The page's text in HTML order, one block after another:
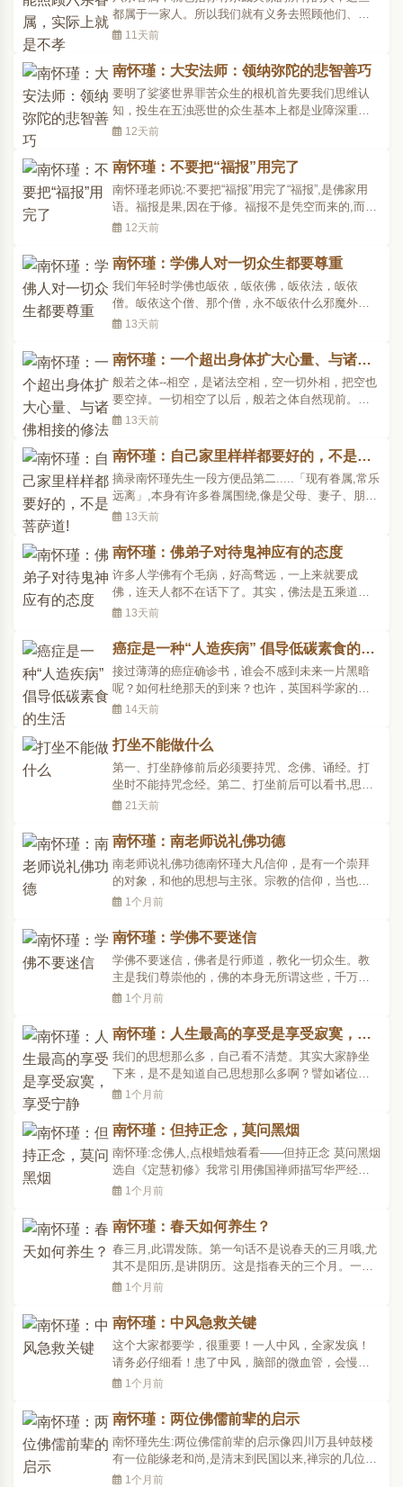
常、心情愉快、工作有时..
都属于一家人。所以我们就有义务去照顾他们、关
怀他们、爱护他们，所以他们资用有无，我们都要
等。所以他们有需要，我们就应该尽力帮助。不能
够自己日子过得很好，看到别人日子很难过，也不
能伸出援手，这样..
11天前
南怀瑾：大安法师：领纳弥陀的悲智善巧
要明了娑婆世界罪苦众生的根机首先要我们思维认
知，投生在五浊恶世的众生基本上都是业障深重的
罪恶生死凡夫。因此阿弥陀佛对娑婆世界的凡夫更
功夫的浅深与纯杂程度，主要是要求你要具足真信
切愿，感通佛力，这才是能不能往生前提。要领纳
极乐教主阿弥陀佛..
12天前
南怀瑾：不要把“福报”用完了
南怀瑾老师说:不要把“福报”用完了“福报”,是佛家用
语。福报是果,因在于修。福报不是凭空而来的,而是
修得来的。 南怀瑾大师在十一岁上遭遇了一件奇特
思考,融入了他的人生哲学之中,并警示终身。大师出
生于浙江乐清的一个小乡村。六岁开蒙,上私塾,读..
12天前
南怀瑾：学佛人对一切众生都要尊重
我们年轻时学佛也皈依，皈依佛，皈依法，皈依
僧。皈依这个僧、那个僧，永不皈依什么邪魔外
道、天魔、天人！当然，这是一套过程，初步学佛
天回家都经过一座狐仙的庙。袁老师是学佛的，当
然三皈五戒、菩萨戒、密宗戒，受戒了一大堆，只
要他经过狐仙庙、土地..
13天前
南怀瑾：一个超出身体扩大心量、与诸佛
相接的修法
般若之体--相空，是诸法空相，空一切外相，把空也
要空掉。一切相空了以后，般若之体自然现前。这
个空相，是不生不灭，不垢不净，不增不减的啊。
尘还是六尘。一般人误以为见空相就是究竟，见了
空相以后，还要入世，随缘度人，得体以后还要起
用，所谓出世入..
13天前
南怀瑾：自己家里样样都要好的，不是菩
萨道!
摘录南怀瑾先生一段方便品第二.....「现有眷属,常乐
远离」,本身有许多眷属围绕,像是父母、妻子、朋
友、学生等等都算,可是他的修行境界是不会留恋这
要再牵挂了,互不相欠,也不要指望儿女回报,否则你下
辈子可能变成儿女的儿女来还债。也有朋友为儿女
不肖..
13天前
南怀瑾：佛弟子对待鬼神应有的态度
许多人学佛有个毛病，好高骛远，一上来就要成
佛，连天人都不在话下了。其实，佛法是五乘道，
首先是人天乘，先从做人开始，人做好了，才有可
声闻乘、缘觉乘、菩萨乘修行，最后进到佛乘，证
道成佛。学佛要先从做人开始，人都还没有做好，
一上来就把《金刚经..
13天前
癌症是一种“人造疾病” 倡导低碳素食的生
活
接过薄薄的癌症确诊书，谁会不感到未来一片黑暗
呢？如何杜绝那天的到来？也许，英国科学家的最
新研究发现能给我们带来希望。 据本月14日外媒报
献后发现，古代人患癌症的比例非常低，数百具木
乃伊中只有一例癌症病例，癌症的化石证据也只有
几十例。而如今..
14天前
打坐不能做什么
第一、打坐静修前后必须要持咒、念佛、诵经。打
坐时不能持咒念经。第二、打坐前后可以看书,思考
问题,持咒与诵经都是有能有所的妄念。打坐时候不
本尊,祈求诸佛菩萨本尊加持。打坐时候不能观想本
尊。第四、打坐静修前后可以追求涅槃,打坐不能追
求成果。第..
21天前
南怀瑾：南老师说礼佛功德
南老师说礼佛功德南怀瑾大凡信仰，是有一个崇拜
的对象，和他的思想与主张。宗教的信仰，当也如
是。对他所崇拜的教主自然会礼拜、赞叹、仰慕，
的宗教只是做些祈祷，而不主张礼拜偶像。佛教主
张礼拜佛、菩萨圣像，当然它有很深的哲义存在。
且说佛陀灭后，后..
1个月前
南怀瑾：学佛不要迷信
学佛不要迷信，佛者是行师道，教化一切众生。教
主是我们尊崇他的，佛的本身无所谓这些，千万不
要因此而搞成封闭式的宗教，现在宗教都有排外
知见的佛，不是结党营私，像搞政治派系一样。一
般人信宗教都没有像佛那么伟大的胸襟，要知道佛
是天人师，胸襟恢宏..
1个月前
南怀瑾：人生最高的享受是享受寂寞，享
受宁静
我们的思想那么多，自己看不清楚。其实大家静坐
下来，是不是知道自己思想那么多啊？譬如诸位坐
在这里听的时候，是不是知道有一个很清楚的在听
个是知性，不是思想。现在我讲话，你们听到，同
时你们自己也在分析这个话的道理，对不对？起了
很多作用，对不对..
1个月前
南怀瑾：但持正念，莫问黑烟
南怀瑾:念佛人,点根蜡烛看看——但持正念 莫问黑烟
选自《定慧初修》我常引用佛国禅师描写华严经善
财童子五十三参,其中两句偈子,作为同学们的参
步一心不乱的念佛法门,下句则是成就真正一心不乱
的念佛法门。“有时且念十方佛”,说明全心全意念佛,
将佛深..
1个月前
南怀瑾：春天如何养生？
春三月,此谓发陈。第一句话不是说春天的三月哦,尤
其不是阳历,是讲阴历。这是指春天的三个月。一年
分四季,一季三个月。请注意,我们研究东方的医学中
季四个月,可是它的医理跟我们差下多,各有长处。我
们的藏医用的是印度的医学原理。国家统一以后,有
的藏医..
1个月前
南怀瑾：中风急救关键
这个大家都要学，很重要！一人中风，全家发疯！
请务必仔细看！患了中风，脑部的微血管，会慢慢
的破裂，遇到这种情形，千万别慌，患者无论在什
动他。因为如果移动，会加速微血管的破裂。所以
要就原地把患者扶起坐稳止防止再摔倒，这时开始
放血。家中如有专..
1个月前
南怀瑾：两位佛儒前辈的启示
南怀瑾先生:两位佛儒前辈的启示像四川万县钟鼓楼
有一位能缘老和尚,是清末到民国以来,禅宗的几位大
老之一,其中虚云老和尚是名气最大的。能源老和尚,
1个月前